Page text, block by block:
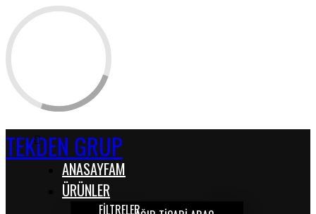
TEKDEN GRUP
ANASAYFAM
ÜRÜNLER
FİLTRELER